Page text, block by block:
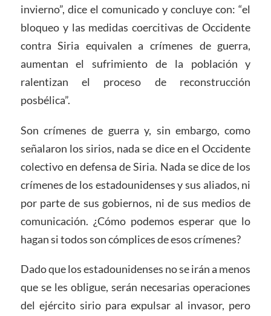
invierno”, dice el comunicado y concluye con: “el
bloqueo y las medidas coercitivas de Occidente
contra Siria equivalen a crímenes de guerra,
aumentan el sufrimiento de la población y
ralentizan el proceso de reconstrucción
posbélica”.
Son crímenes de guerra y, sin embargo, como
señalaron los sirios, nada se dice en el Occidente
colectivo en defensa de Siria. Nada se dice de los
crímenes de los estadounidenses y sus aliados, ni
por parte de sus gobiernos, ni de sus medios de
comunicación. ¿Cómo podemos esperar que lo
hagan si todos son cómplices de esos crímenes?
Dado que los estadounidenses no se irán a menos
que se les obligue, serán necesarias operaciones
del ejército sirio para expulsar al invasor, pero